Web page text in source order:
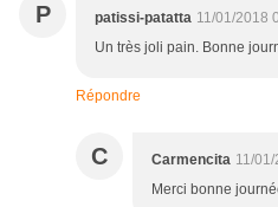
P patissi-patatta 11/01/2018
Un très joli pain. Bonne
Répondre
C Carmencita 11/
Merci bonne